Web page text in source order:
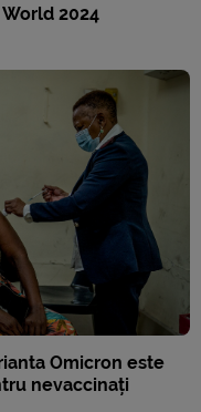
2024
Omicron este
nevaccinați